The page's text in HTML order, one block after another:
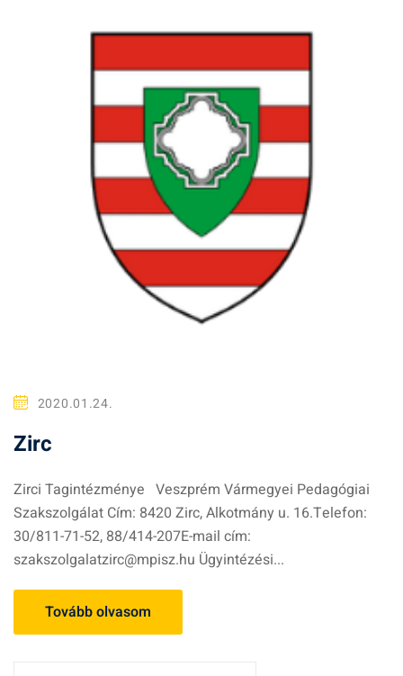
2020.01.24.
Zirc
Zirci Tagintézménye Veszprém Vármegyei Pedagógiai
Szakszolgálat Cím: 8420 Zirc, Alkotmány u. 16.Telefon:
30/811-71-52, 88/414-207E-mail cím:
szakszolgalatzirc@mpisz.hu Ügyintézési...
Tovább olvasom